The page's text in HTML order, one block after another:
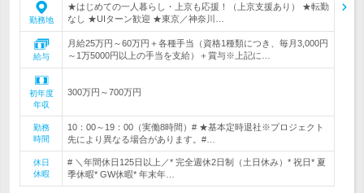
勤務地
★はじめての一人暮らし・上京も応援！（上京支援あり） ★転勤
なし ★UIターン歓迎 ★東京／神奈川…
給与
月給25万円～60万円＋各種手当（資格1種類につき、毎月3,000円
～1万5000円以上の手当を支給）＋賞与※上記に…
初年度
年収
300万円～700万円
勤務
時間
10：00～19：00（実働8時間）# ★基本定時退社※プロジェクト
先により異なる場合があります。#…
休日
休暇
# ＼年間休日125日以上／* 完全週休2日制（土日休み）* 祝日* 夏
季休暇* GW休暇* 年末年…